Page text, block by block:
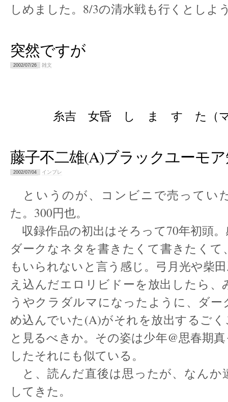
しめました。8/3の清水戦も行くとしよ
突然ですが
2002/07/26 雑文
糸吉 女昏 し ま す た（マ
藤子不二雄(A)ブラックユーモ
2002/07/04 インプレ
というのが、コンビニで売ってい
た。300円也。
収録作品の初出はそろって70年初頭
ダークなネタを書きたくて書きたくて
もいられないと言う感じ。弓月光や柴
え込んだエロリビドーを放出したら
うやクラダルマになったように、ダ
め込んでいた(A)がそれを放出するご
と見るべきか。その姿は少年@思春期
したそれにも似ている。
と、読んだ直後は思ったが、なんか
してきた。